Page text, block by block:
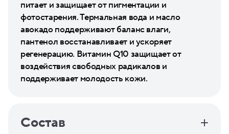
питает и защищает от пигментации и
фотостарения. Термальная вода и масло
авокадо поддерживают баланс влаги,
пантенол восстанавливает и ускоряет
регенерацию. Витамин Q10 защищает от
воздействия свободных радикалов и
поддерживает молодость кожи.
Состав